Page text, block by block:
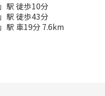
」駅 徒歩10分
」駅 徒歩43分
」駅 車19分 7.6km